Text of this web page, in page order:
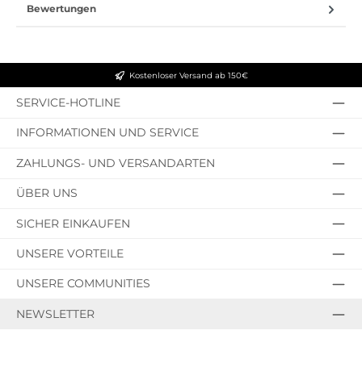
Bewertungen
Kostenloser Versand ab 150€
SERVICE-HOTLINE
INFORMATIONEN UND SERVICE
ZAHLUNGS- UND VERSANDARTEN
ÜBER UNS
SICHER EINKAUFEN
UNSERE VORTEILE
UNSERE COMMUNITIES
NEWSLETTER